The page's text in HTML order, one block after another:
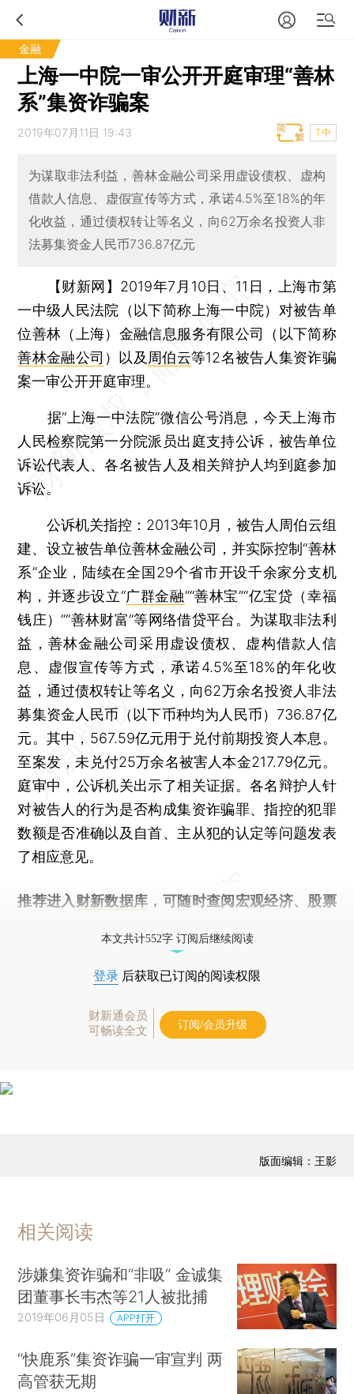
金融
上海一中院一审公开开庭审理“善林
系”集资诈骗案
2019年07月11日 19:43 T中
为谋取非法利益，善林金融公司采用虚设债权、虚构
借款人信息、虚假宣传等方式，承诺4.5%至18%的年
化收益，通过债权转让等名义，向62万余名投资人非
法募集资金人民币736.87亿元
【财新网】 2019年7月10日、11日，上海市第
一中级人民法院（以下简称上海一中院）对被告单
位善林（上海）金融信息服务有限公司（以下简称
善林金融公司 ）以及 周伯云等12名被告人集资诈骗
案一审公开开庭审理。
据“上海一中法院”微信公号消息，今天上海市
人民检察院第一分院派员出庭支持公诉，被告单位
诉讼代表人、各名被告人及相关辩护人均到庭参加
诉讼。
公诉机关指控：2013年10月，被告人周伯云组
建、设立被告单位善林金融公司，并实际控制“善林
系”企业，陆续在全国29个省市开设千余家分支机
构，并逐步设立“广群金融”“善林宝”“亿宝贷（幸福
钱庄）”“善林财富”等网络借贷平台。为谋取非法利
益，善林金融公司采用虚设债权、虚构借款人信
息、虚假宣传等方式，承诺4.5%至18%的年化收
益，通过债权转让等名义，向62万余名投资人非法
募集资金人民币（以下币种均为人民币）736.87亿
元。其中，567.59亿元用于兑付前期投资人本息。
至案发，未兑付25万余名被害人本金217.79亿元。
庭审中，公诉机关出示了相关证据。各名辩护人针
对被告人的行为是否构成集资诈骗罪、指控的犯罪
数额是否准确以及自首、主从犯的认定等问题发表
了相应意见。
推荐进入 财新数据库 ，可随时查阅宏观经济、股票
本文共计552字 订阅后继续阅读
登录 后获取已订阅的阅读权限
财新通会员
可畅读全文
订阅/会员升级
版面编辑：王影
相关阅读
涉嫌集资诈骗和“非吸” 金诚集
团董事长韦杰等21人被批捕
2019年06月05日 APP打开
“快鹿系”集资诈骗一审宣判 两
高管获无期